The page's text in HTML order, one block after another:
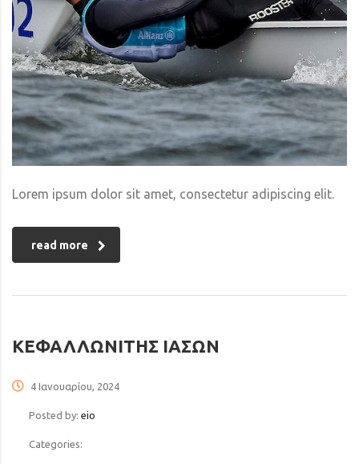
Lorem ipsum dolor sit amet, consectetur adipiscing elit.
read more
ΚΕΦΑΛΛΩΝΙΤΗΣ ΙΑΣΩΝ
4 Ιανουαρίου, 2024
Posted by: eio
Categories: